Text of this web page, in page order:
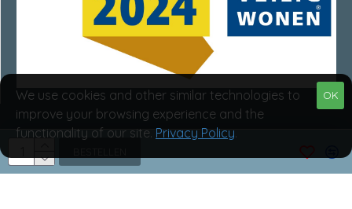
Van Rumpt Specialisten © 2025
OK
We use cookies and other similar technologies to
improve your browsing experience and the
functionality of our site. Privacy Policy.